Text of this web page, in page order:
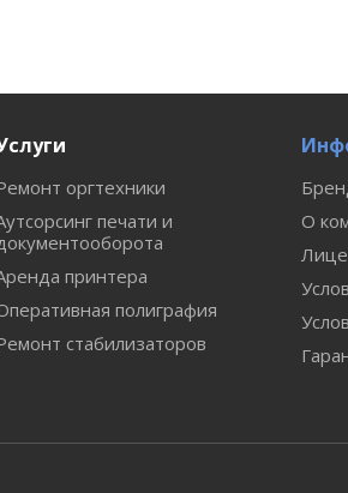
оргтехники
печати и
принтера
полиграфия
стабилизаторов
О